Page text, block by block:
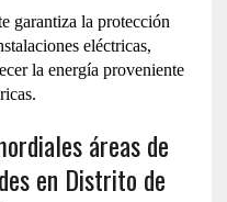
garantiza la protección
eléctricas,
la energía proveniente
áreas de
en Distrito de